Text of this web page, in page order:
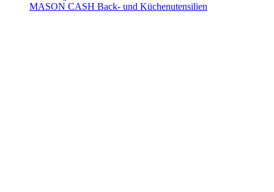
MASON CASH Back- und Küchenutensilien